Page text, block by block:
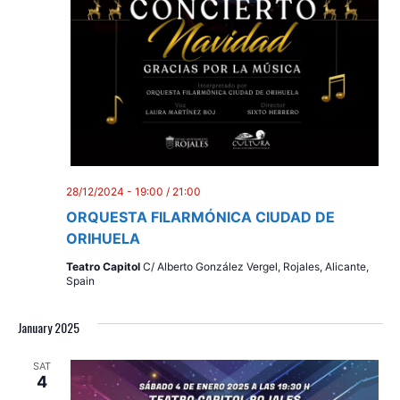
ORQUESTA FILARMÓNICA CIUDAD DE
ORIHUELA
28/12/2024 - 19:00 / 21:00
Teatro Capitol C/ Alberto González Vergel, Rojales, Alicante,
Spain
January 2025
SAT
4